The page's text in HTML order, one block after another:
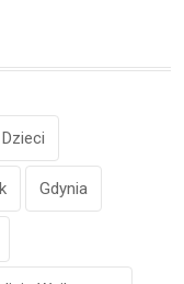
Gdynia